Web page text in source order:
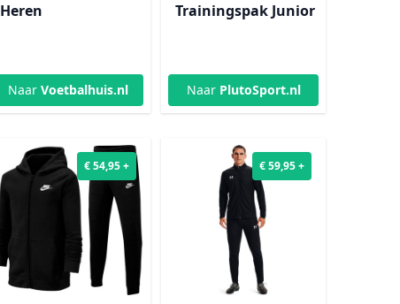
Heren
Naar Voetbalhuis.nl
Trainingspak Junior
Naar PlutoSport.nl
€ 54,95 + € 59,95 +